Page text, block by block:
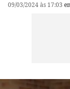
09/03/2024 às 17:03